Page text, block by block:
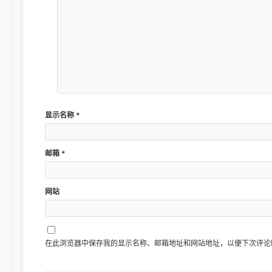
显示名称 *
邮箱 *
网站
在此浏览器中保存我的显示名称、邮箱地址和网站地址，以便下次评